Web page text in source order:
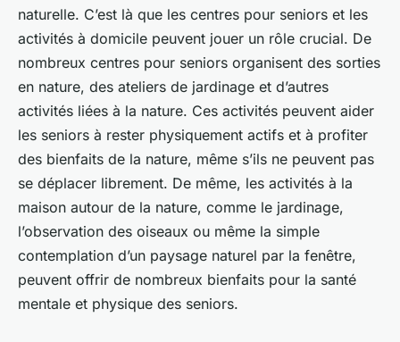
naturelle. C’est là que les centres pour seniors et les
activités à domicile peuvent jouer un rôle crucial. De
nombreux centres pour seniors organisent des sorties
en nature, des ateliers de jardinage et d’autres
activités liées à la nature. Ces activités peuvent aider
les seniors à rester physiquement actifs et à profiter
des bienfaits de la nature, même s’ils ne peuvent pas
se déplacer librement. De même, les activités à la
maison autour de la nature, comme le jardinage,
l’observation des oiseaux ou même la simple
contemplation d’un paysage naturel par la fenêtre,
peuvent offrir de nombreux bienfaits pour la santé
mentale et physique des seniors.